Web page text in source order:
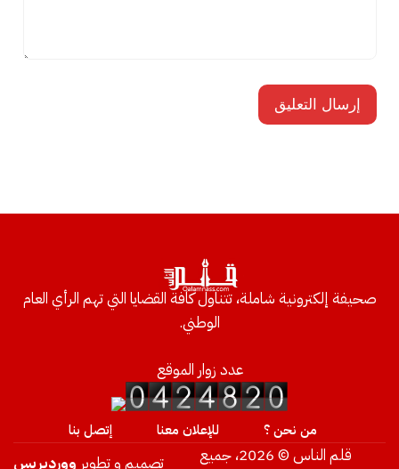
صحيفة إلكترونية شاملة، تتناول كافة القضايا التي تهم الرأي العام
الوطني.
عدد زوار الموقع
من نحن ؟ للإعلان معنا إتصل بنا
قلم الناس © 2026، جميع
تصميم و تطوير ووردبريس